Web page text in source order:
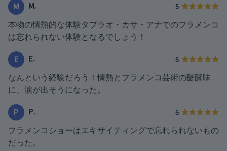
M M. 5
本物の情熱的な体験タブラオ・カサ・アナでのフラメンコ
は忘れられない体験となるでしょう！
E E. 5
なんという経験だろう！情熱とフラメンコ芸術の醍醐味
に、涙が出そうになった。
P P. 5
フラメンコショーはエキサイティングで忘れられないもの
だった。